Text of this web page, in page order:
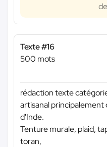
Texte #16
500 mots
rédaction texte
artisanal
d'Inde.
Tenture murale, plaid,
toran,